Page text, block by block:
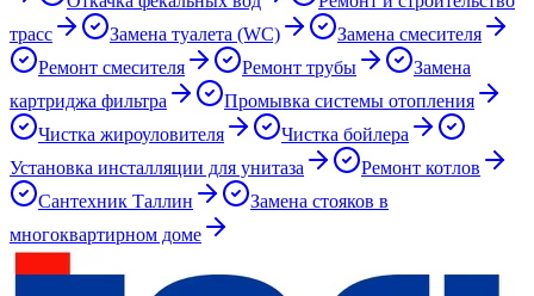
трасс
Замена туалета (WC)
Замена смесителя
Ремонт смесителя
Ремонт трубы
Замена
картриджа фильтра
Промывка системы отопления
Чистка жироуловителя
Чистка бойлера
Установка инсталляции для унитаза
Ремонт котлов
Сантехник Таллин
Замена стояков в
многоквартирном доме